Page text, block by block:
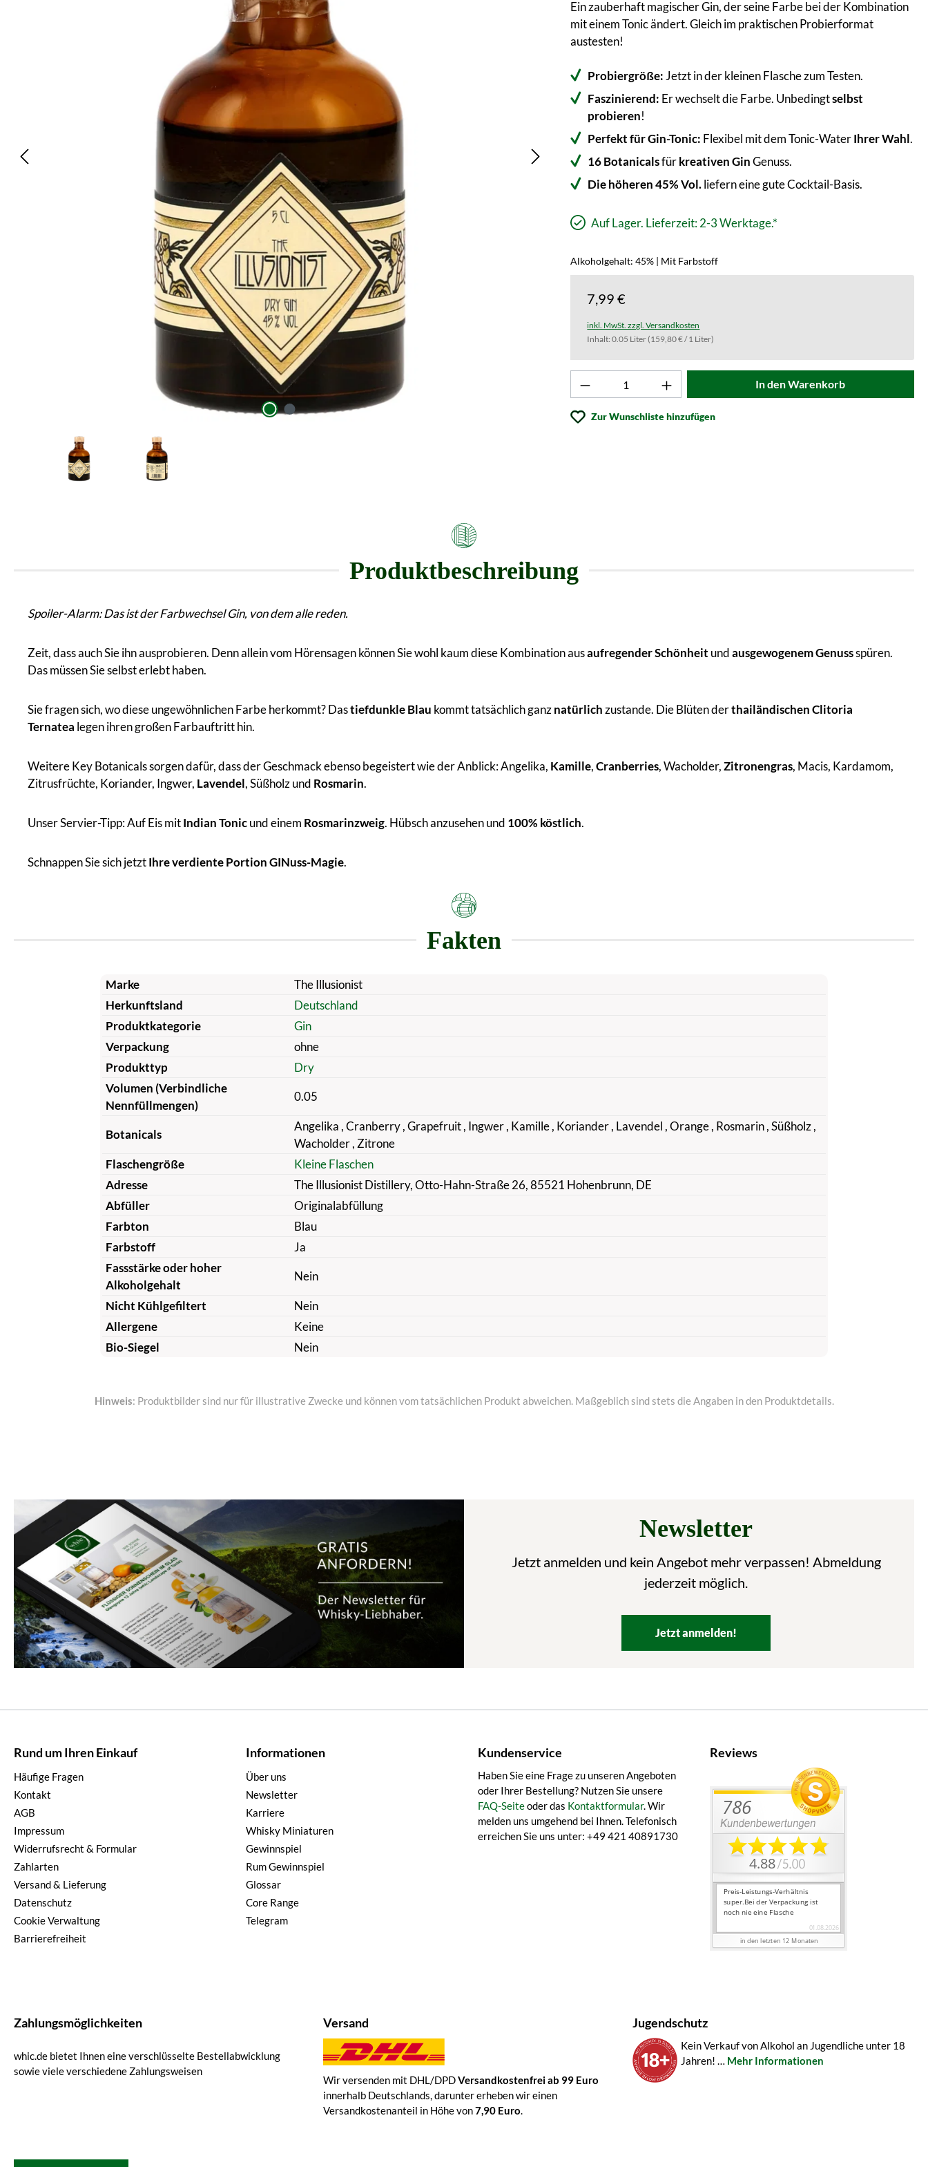
Ein zauberhaft magischer Gin, der seine Farbe bei der Kombination
mit einem Tonic ändert. Gleich im praktischen Probierformat
austesten!
Probiergröße: Jetzt in der kleinen Flasche zum Testen.
Faszinierend: Er wechselt die Farbe. Unbedingtselbst
probieren!
Perfekt für Gin-Tonic: Flexibel mit dem Tonic-WaterIhrer Wahl.
16 Botanicalsfürkreativen GinGenuss.
Die höheren 45% Vol.liefern eine gute Cocktail-Basis.
Auf Lager. Lieferzeit: 2-3 Werktage.*
Alkoholgehalt: 45% | Mit Farbstoff
7,99 €
inkl. MwSt. zzgl. Versandkosten
Inhalt:0.05 Liter(159,80 € / 1 Liter)
Produkt Anzahl: Gib den gewünschten Wert ein
In den Warenkorb
Zur Wunschliste hinzufügen
Produktbeschreibung
Spoiler-Alarm: Das ist der Farbwechsel Gin, von dem alle reden.
Zeit, dass auch Sie ihn ausprobieren. Denn allein vom Hörensagen können Sie wohl kaum diese Kombination ausaufregender Schönheit undausgewogenem Genussspüren.
Das müssen Sie selbst erlebt haben.
Sie fragen sich, wo diese ungewöhnlichen Farbe herkommt? Dastiefdunkle Blau kommt tatsächlich ganznatürlichzustande. Die Blüten derthailändischen Clitoria
Ternatea legen ihren großen Farbauftritt hin.
Weitere Key Botanicals sorgen dafür, dass der Geschmack ebenso begeistert wie der Anblick: Angelika, Kamille,Cranberries, Wacholder,Zitronengras, Macis, Kardamom,
Zitrusfrüchte, Koriander, Ingwer, Lavendel, Süßholz und Rosmarin.
Unser Servier-Tipp: Auf Eis mitIndian Tonicund einem Rosmarinzweig. Hübsch anzusehen und 100% köstlich.
Schnappen Sie sich jetztIhre verdiente Portion GINuss-Magie.
Fakten
Marke
The Illusionist
Herkunftsland
Deutschland
Produktkategorie
Gin
Verpackung
ohne
Produkttyp
Dry
Volumen (Verbindliche
Nennfüllmengen)
0.05
Botanicals
Angelika , Cranberry, Grapefruit, Ingwer, Kamille, Koriander, Lavendel , Orange, Rosmarin, Süßholz,
Wacholder, Zitrone
Flaschengröße
Kleine Flaschen
Adresse
The Illusionist Distillery, Otto-Hahn-Straße 26, 85521 Hohenbrunn, DE
Abfüller
Originalabfüllung
Farbton
Blau
Farbstoff
Ja
Fassstärke oder hoher
Alkoholgehalt
Nein
Nicht Kühlgefiltert
Nein
Allergene
Keine
Bio-Siegel
Nein
Hinweis: Produktbilder sind nur für illustrative Zwecke und können vom tatsächlichen Produkt abweichen. Maßgeblich sind stets die Angaben in den Produktdetails.
Newsletter
Jetzt anmelden und kein Angebot mehr verpassen! Abmeldung
jederzeit möglich.
Jetzt anmelden!
Rund um Ihren Einkauf
Häufige Fragen
Kontakt
AGB
Impressum
Widerrufsrecht & Formular
Zahlarten
Versand & Lieferung
Datenschutz
Cookie Verwaltung
Barrierefreiheit
Informationen
Über uns
Newsletter
Karriere
Whisky Miniaturen
Gewinnspiel
Rum Gewinnspiel
Glossar
Core Range
Telegram
Kundenservice
Haben Sie eine Frage zu unseren Angeboten
oder Ihrer Bestellung? Nutzen Sie unsere
FAQ-Seiteoder das Kontaktformular. Wir
melden uns umgehend bei Ihnen. Telefonisch
erreichen Sie uns unter: +49 421 40891730
Reviews
Zahlungsmöglichkeiten
whic.de bietet Ihnen eine verschlüsselte Bestellabwicklung
sowie viele verschiedene Zahlungsweisen
Versand
Wir versenden mit DHL/DPDVersandkostenfrei ab 99 Euro
innerhalb Deutschlands, darunter erheben wir einen
Versandkostenanteil in Höhe von7,90 Euro.
Jugendschutz
Kein Verkauf von Alkohol an Jugendliche unter 18
Jahren! … Mehr Informationen